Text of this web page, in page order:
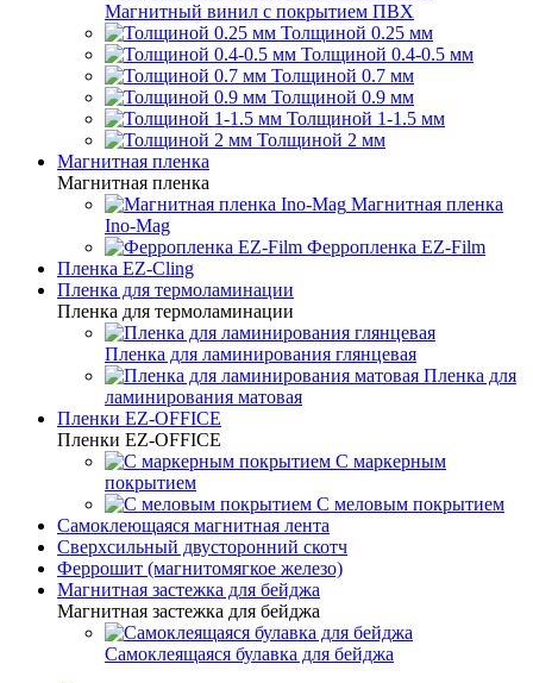
Магнитный винил с покрытием ПВХ
Толщиной 0.25 мм
Толщиной 0.4-0.5 мм
Толщиной 0.7 мм
Толщиной 0.9 мм
Толщиной 1-1.5 мм
Толщиной 2 мм
Магнитная пленка
Магнитная пленка
Магнитная пленка
Ino-Mag
Ферропленка EZ-Film
Пленка EZ-Cling
Пленка для термоламинации
Пленка для термоламинации
Пленка для ламинирования глянцевая
Пленка для
ламинирования матовая
Пленки EZ-OFFICE
Пленки EZ-OFFICE
С маркерным
покрытием
С меловым покрытием
Самоклеющаяся магнитная лента
Сверхсильный двусторонний скотч
Феррошит (магнитомягкое железо)
Магнитная застежка для бейджа
Магнитная застежка для бейджа
Самоклеящаяся булавка для бейджа